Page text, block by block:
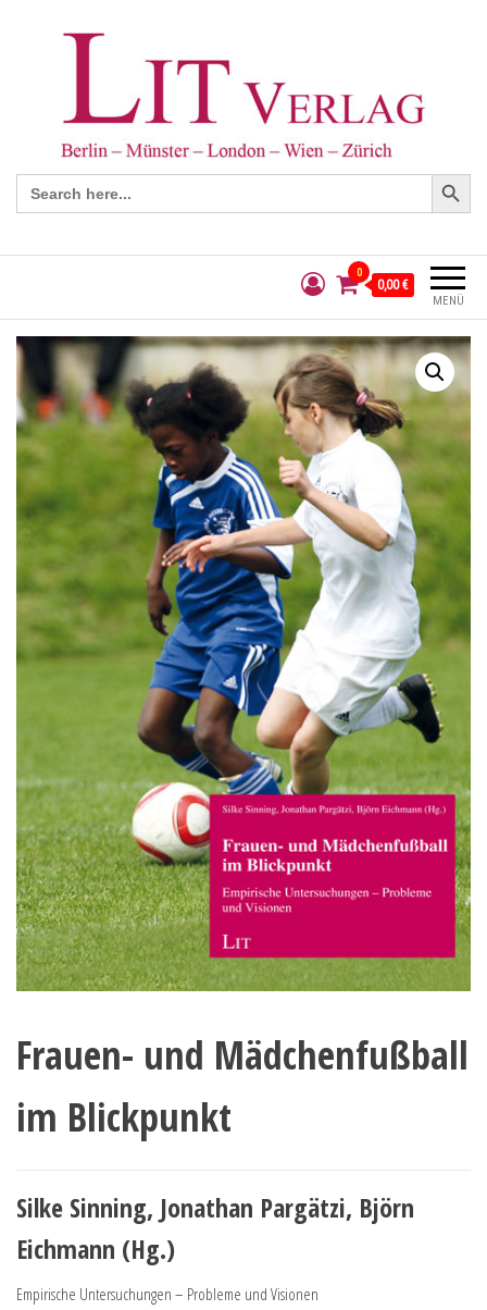
Search
for:
Search Button
MENÜ
0
0,00 €
Frauen- und Mädchenfußball
im Blickpunkt
Silke Sinning, Jonathan Pargätzi, Björn
Eichmann (Hg.)
Empirische Untersuchungen – Probleme und Visionen